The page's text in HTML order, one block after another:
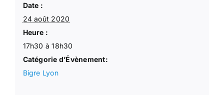
Date :
24 août 2020
Heure :
17h30 à 18h30
Catégorie d’Évènement:
Bigre Lyon